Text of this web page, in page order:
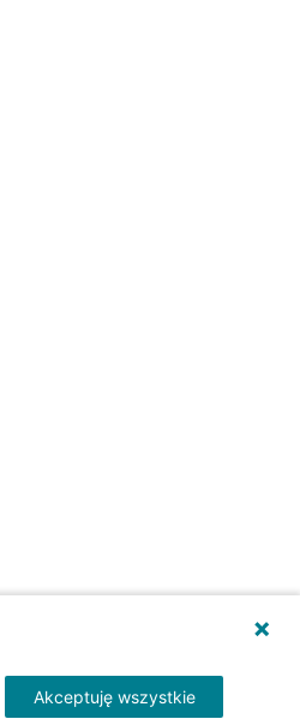
Akceptuję wszystkie